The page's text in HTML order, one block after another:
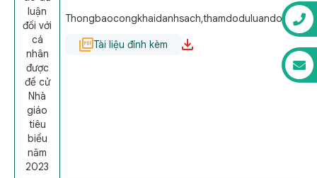
luận
đối với
cá
nhân
được
đề cử
Nhà
giáo
tiêu
biểu
năm
2023
Tài liệu đính kèm